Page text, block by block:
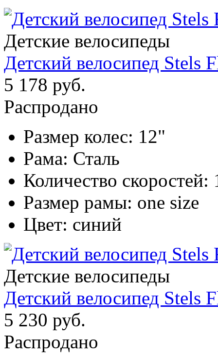
Детские велосипеды
Детский велосипед Stels
5 178 руб.
Распродано
Размер колес: 12"
Рама: Сталь
Количество скоростей:
Размер рамы: one size
Цвет: синий
Детские велосипеды
Детский велосипед Stels
5 230 руб.
Распродано